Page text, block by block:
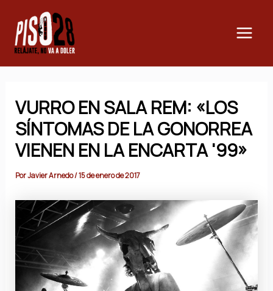
contenido
VURRO EN SALA REM: «LOS
SÍNTOMAS DE LA GONORREA
VIENEN EN LA ENCARTA '99»
PorJavier Arnedo/15 de enero de 2017